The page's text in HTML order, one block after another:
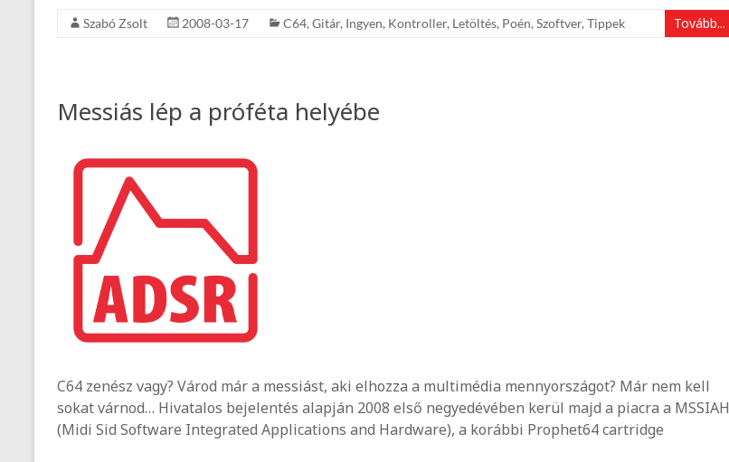
Szabó Zsolt 2008-03-17 C64, Gitár, Ingyen, Kontroller, Letöltés, Poén, Szoftver, Tippek Tovább...
Messiás lép a próféta helyébe
C64 zenész vagy? Várod már a messiást, aki elhozza a multimédia mennyországot? Már nem kell
sokat várnod… Hivatalos bejelentés alapján 2008 első negyedévében kerül majd a piacra a MSSIAH
(Midi Sid Software Integrated Applications and Hardware), a korábbi Prophet64 cartridge